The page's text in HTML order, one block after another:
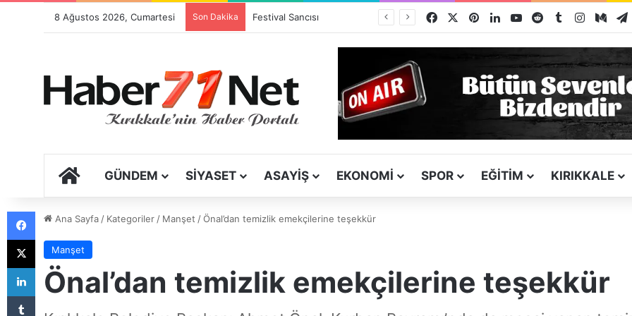
8 Ağustos 2026, Cumartesi Son Dakika Facebook PinterestLinkedInYouTubeRedditTumblrInstagram
ANA SAYFA
GÜNDEM SIYASET ASAYIŞ EKONOMI SPOR EĞITIM KIRIKKALE
Ana Sayfa/ Kategoriler/ Manşet /Önal’dan temizlik emekçilerine teşekkür
Manşet
Önal’dan temizlik emekçilerine teşekkür
LinkedIn
Tumblr